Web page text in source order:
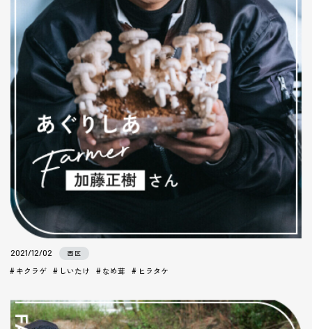
2021/12/02 西区
キクラゲ しいたけ なめ茸 ヒラタケ